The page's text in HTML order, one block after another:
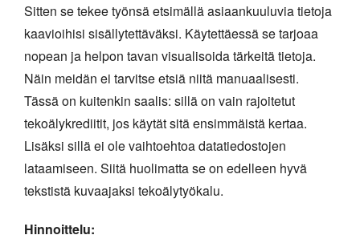
Sitten se tekee työnsä etsimällä asiaankuuluvia tietoja
kaavioihisi sisällytettäväksi. Käytettäessä se tarjoaa
nopean ja helpon tavan visualisoida tärkeitä tietoja.
Näin meidän ei tarvitse etsiä niitä manuaalisesti.
Tässä on kuitenkin saalis: sillä on vain rajoitetut
tekoälykrediitit, jos käytät sitä ensimmäistä kertaa.
Lisäksi sillä ei ole vaihtoehtoa datatiedostojen
lataamiseen. Siitä huolimatta se on edelleen hyvä
tekstistä kuvaajaksi tekoälytyökalu.
Hinnoittelu: